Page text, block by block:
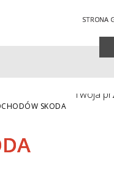
STRONA
Twoja
SKODA